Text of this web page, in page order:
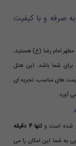
صرفه و با کیفیت
امام رضا (ع) هستید،
برای شما باشد. این هتل
های مناسب، تجربه ای
آورد.
شده است و
تنها 4 دقیقه
به شما این امکان را می